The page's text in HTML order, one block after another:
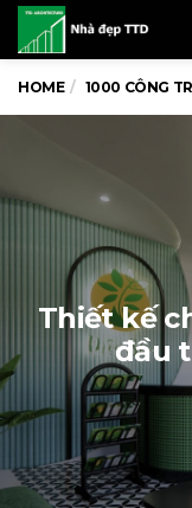
HOME 1000 CÔNG
Thiết kế
đầu